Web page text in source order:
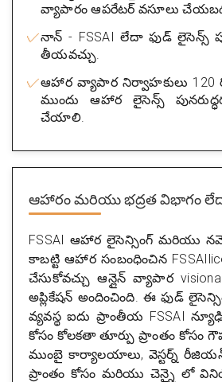
వ్యాపారం ఆపరేటర్ వసూలు
నాన్ - FSSAI లేదా ఫుడ్ లైసెన్స్
తీయవచ్చు.
ఆహార వ్యాపార నిర్వాహకులు 120
ముందు ఆహార లైసెన్స్
చేయాలి.
ఆహారం మరియు భద్రత విభాగం
FSSAI ఆహార లైసెన్సింగ్ మరియు
కాబట్టి ఆహార సంబంధించిన
చేసుకోవచ్చు ఆన్లైన్ వ్యాపార
అప్లికేషన్ అందించింది. ఈ ఫుడ్
వ్యవస్థ ఐదు ప్రాంతీయ FSSAI
కోసం కోలకతా తూర్పు ప్రాంతం కోసం
ముంబై కార్యాలయాలు, వెస్టర్న్ రీజియన్
ప్రాంతం కోసం మరియు చెన్నై లో